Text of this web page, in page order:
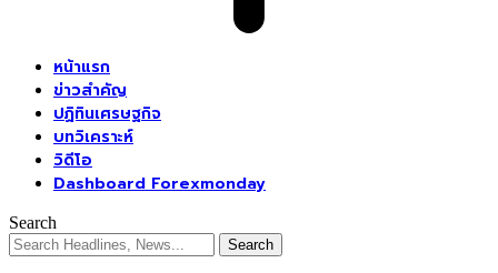
หน้าแรก
ข่าวสำคัญ
ปฏิทินเศรษฐกิจ
บทวิเคราะห์
วิดีโอ
Dashboard Forexmonday
Search